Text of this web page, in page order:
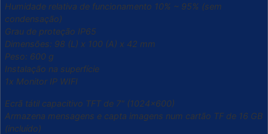
Humidade relativa de funcionamento 10% ~ 95% (sem
condensação)
Grau de proteção IP65
Dimensões: 98 (L) x 100 (A) x 42 mm
Peso: 600 g
Instalação na superfície
1x Monitor IP WIFI
Ecrã tátil capacitivo TFT de 7" (1024×600)
Armazena mensagens e capta imagens num cartão TF de 16 GB
(incluído)